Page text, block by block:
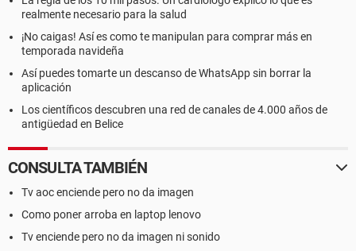
realmente necesario para la salud
¡No caigas! Así es como te manipulan para comprar más en
temporada navideña
Así puedes tomarte un descanso de WhatsApp sin borrar la
aplicación
Los científicos descubren una red de canales de 4.000 años de
antigüedad en Belice
CONSULTA TAMBIÉN
Tv aoc enciende pero no da imagen
Como poner arroba en laptop lenovo
Tv enciende pero no da imagen ni sonido